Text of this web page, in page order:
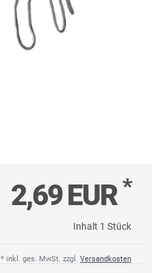
2,69 EUR*
Inhalt 1 Stück
* inkl. ges. MwSt. zzgl. Versandkosten